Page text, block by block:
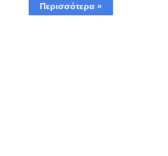
Περισσότερα »